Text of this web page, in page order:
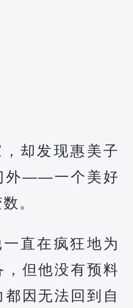
却发现惠美子
外——一个美好
。
直在疯狂地为
，但他没有预料
因无法回到自